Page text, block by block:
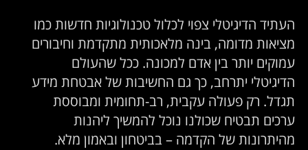
הדיגיטלי צפוי לכלול טכנולוגיות חדשות כמו
מדומה, בינה מלאכותית מתקדמת וחיבורים
יותר בין אדם למכונה. ככל שהעולם
יתרחב, כך גם החשיבות של אבטחת מידע
רק פעולה עקבית, רב-תחומית ומבוססת
תבטיח שכולנו נוכל להמשיך ליהנות
של הקדמה – בביטחון ובאמון מלא.